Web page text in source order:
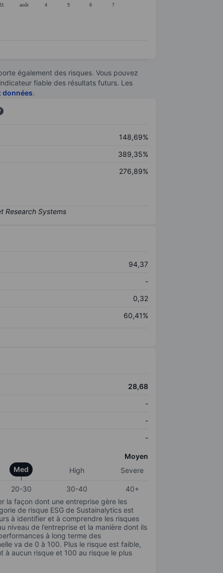
août 4 5 6 7
également des risques. Vous pouvez
fiable des résultats futurs. Les
données.
148,69%
389,35%
276,89%
94,37
-
0,32
60,41%
28,68
-
-
-
Moyen
Med High Severe
20-30 30-40
40+
la façon dont une entreprise gère les
de risque ESG de Sustainalytics est
à identifier et à comprendre les risques
niveau de l’entreprise et la manière dont ils
à long terme des
va de 0 à 100. Plus le risque est faible,
à aucun risque et 100 au risque le plus